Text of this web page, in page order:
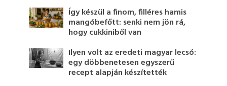
Így készül a finom, filléres hamis
mangóbefőtt: senki nem jön rá,
hogy cukkiniből van
Ilyen volt az eredeti magyar lecsó:
egy döbbenetesen egyszerű
recept alapján készítették